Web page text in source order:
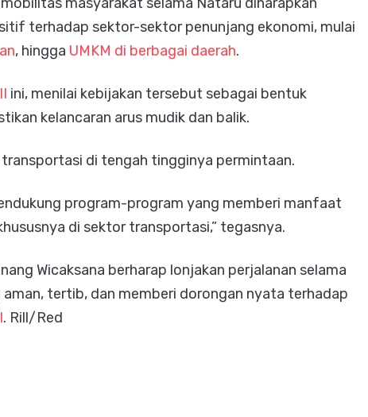
terhadap sektor-sektor penunjang ekonomi, mulai
, hingga UMKM di berbagai daerah.
ini, menilai kebijakan tersebut sebagai bentuk
kelancaran arus mudik dan balik.
di tengah tingginya permintaan.
program-program yang memberi manfaat
di sektor transportasi,” tegasnya.
Wicaksana berharap lonjakan perjalanan selama
tertib, dan memberi dorongan nyata terhadap
. Rill/Red